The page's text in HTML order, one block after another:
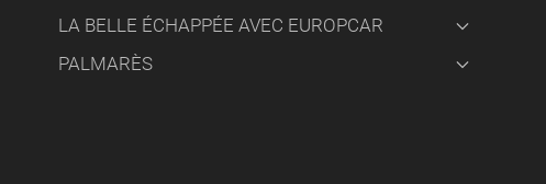
LA BELLE ÉCHAPPÉE AVEC EUROPCAR
PALMARÈS